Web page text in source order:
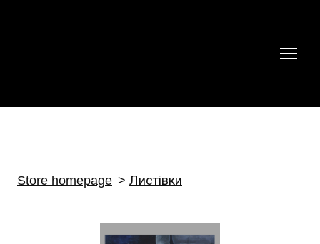
Store homepage Листівки